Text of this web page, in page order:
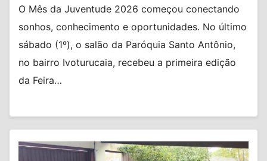
O Mês da Juventude 2026 começou conectando
sonhos, conhecimento e oportunidades. No último
sábado (1º), o salão da Paróquia Santo Antônio,
no bairro Ivoturucaia, recebeu a primeira edição
da Feira…